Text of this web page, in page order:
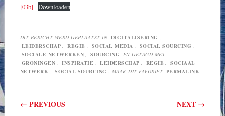
[03b] Downloaden
DIT BERICHT WERD GEPLAATST IN DIGITALISERING ,
LEIDERSCHAP , REGIE , SOCIAL MEDIA , SOCIAL SOURCING ,
SOCIALE NETWERKEN , SOURCING EN GETAGD MET
GRONINGEN , INSPIRATIE , LEIDERSCHAP , REGIE ,
SOCIAAL
NETWERK , SOCIAL SOURCING . MAAK DIT FAVORIET PERMALINK .
Berichtnavigatie
← PREVIOUS NEXT →